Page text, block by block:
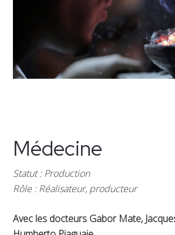
Médecine
Statut : Production
Rôle : Réalisateur, producteur
Avec les docteurs Gabor Mate,